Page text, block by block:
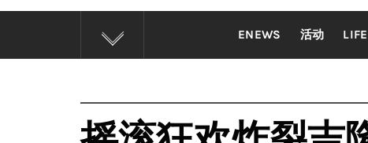
ENEWS 活动